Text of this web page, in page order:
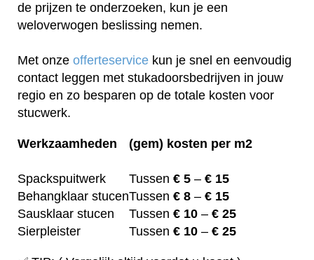
de prijzen te onderzoeken, kun je een
weloverwogen beslissing nemen.
Met onze offerteservice kun je snel en eenvoudig
contact leggen met stukadoorsbedrijven in jouw
regio en zo besparen op de totale kosten voor
stucwerk.
Werkzaamheden (gem) kosten per m2
Spackspuitwerk Tussen € 5 – € 15
Behangklaar stucenTussen € 8 – € 15
Sausklaar stucen
Tussen € 10 – € 25
Sierpleister
Tussen € 10 – € 25